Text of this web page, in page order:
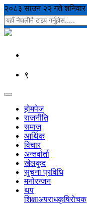
२०८३ साउन २२ गते शनिवार
९
होमपेज
राजनीति
समाज
आर्थिक
विचार
अन्तर्वार्ता
खेलकुद
सुचना प्रविधि
मनोरन्जन
थप
शिक्षाअपराधकृषिरोचक